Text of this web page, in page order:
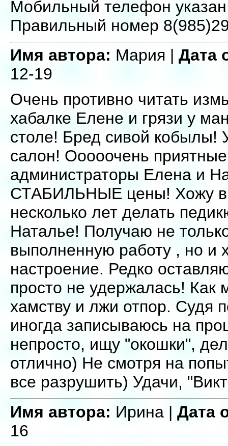
Мобильный телефон
Правильный номер
Имя автора:Мария |Дата
12-19
Очень противно читать
хабалке Елене и грязи у
столе! Бред сивой кобылы!
салон! Ооооочень приятные
администраторы Елена и
СТАБИЛЬНЫЕ цены! Хожу в
несколько лет делать
Наталье! Получаю не
выполненную работу , но и
настроение. Редко
просто не удержалась! Как
хамству и лжи отпор. Судя
иногда записываюсь на
непросто, ищу "окошки",
отлично) Не смотря на
все разрушить) Удачи,
Имя автора:Ирина |Дата
16